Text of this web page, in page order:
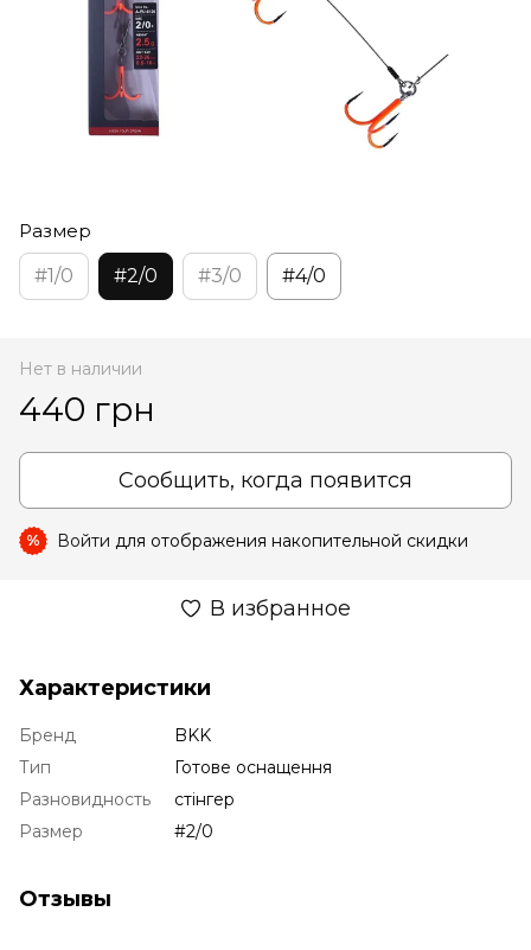
Размер
#1/0
#2/0 #3/0 #4/0
Нет в наличии
440 грн
Сообщить, когда появится
% Войти для отображения накопительной скидки
В избранное
Характеристики
Бренд
BKK
Тип
Готове оснащення
Разновидность
стінгер
Размер
#2/0
Отзывы